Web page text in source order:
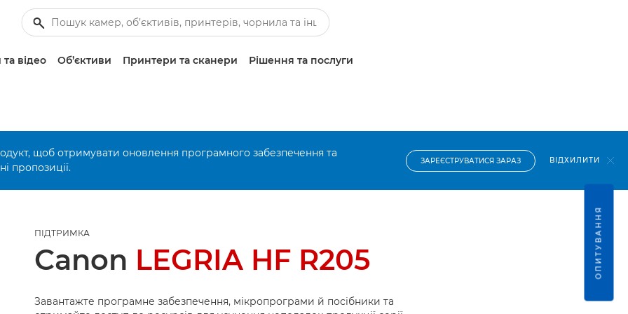
відео Об’єктиви Принтери та сканери Рішення та послуги
щоб отримувати оновлення програмного забезпечення та
пропозиції.
ЗАРЕЄСТРУВАТИСЯ ЗАРАЗ ВІДХИЛИТИ
ПІДТРИМКА
Canon LEGRIA HF R205
Завантажте програмне забезпечення, мікропрограми й посібники та
ОПИТУВАННЯ